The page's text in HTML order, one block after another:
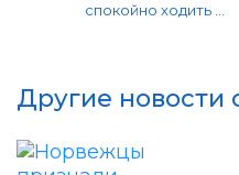
спокойно ходить ...
Другие новости